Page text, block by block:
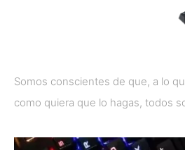
Somos conscientes de que, a lo
como quiera que lo hagas, todos